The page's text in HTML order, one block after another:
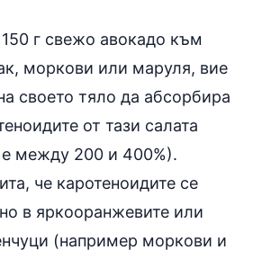
г свежо авокадо към
моркови или маруля, вие
своето тяло да абсорбира
от тази салата
е между 200 и 400%).
че каротеноидите се
в яркооранжевите или
(например моркови и